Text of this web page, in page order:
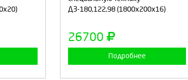
ДЗ-180,122,98 (1800х200х16)
26700
Подробнее